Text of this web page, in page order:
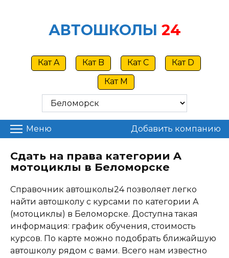
АВТОШКОЛЫ 24
Кат A Кат B Кат C
Кат D
Кат M
Меню Добавить компанию
Сдать на права категории A
мотоциклы в Беломорске
Справочник автошколы24 позволяет легко
найти автошколу с курсами по категории A
(мотоциклы) в Беломорске. Доступна такая
информация: график обучения, стоимость
курсов. По карте можно подобрать ближайшую
автошколу рядом с вами. Всего нам известно